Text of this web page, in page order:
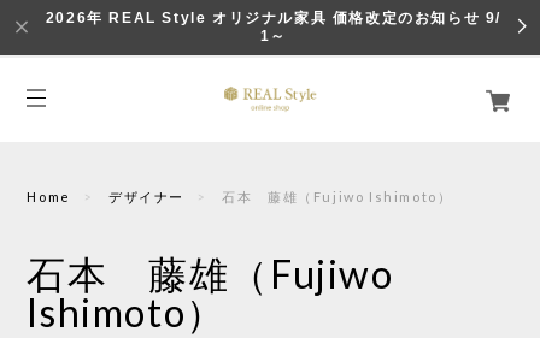
2026年 REAL Style オリジナル家具 価格改定のお知らせ 9/
1～
Home デザイナー 石本 藤雄（Fujiwo Ishimoto）
石本 藤雄（Fujiwo
Ishimoto）